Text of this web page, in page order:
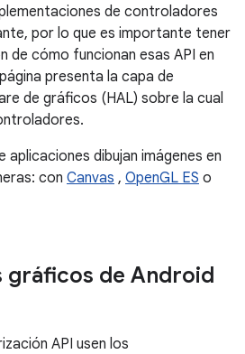
de controladores
por lo que es importante tener
de cómo funcionan esas API en
presenta la capa de
de gráficos (HAL) sobre la cual
dibujan imágenes en
con Canvas , OpenGL ES o
gráficos de Android
API usen los